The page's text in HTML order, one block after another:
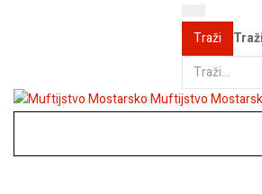
Traži
Muftijstvo